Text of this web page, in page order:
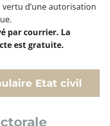
d’une autorisation
par courrier. La
est gratuite.
Etat civil